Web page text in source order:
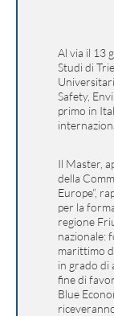
Al via il 13
Studi di
Safety,
primo in
Il Master,
della
Europe”,
per la
regione
nazionale:
marittimo
in grado di
fine di
Blue